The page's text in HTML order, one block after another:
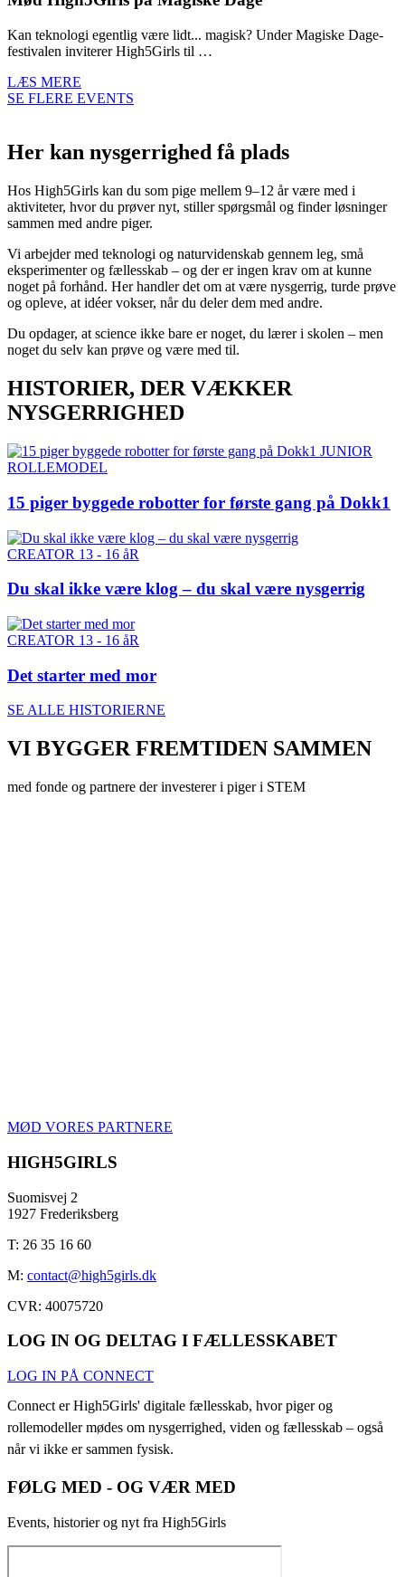
Kan teknologi egentlig være lidt... magisk? Under Magiske Dage-
festivalen inviterer High5Girls til …
LÆS MERE
SE FLERE EVENTS
Her kan nysgerrighed få plads
Hos High5Girls kan du som pige mellem 9–12 år være med i
aktiviteter, hvor du prøver nyt, stiller spørgsmål og finder løsninger
sammen med andre piger.
Vi arbejder med teknologi og naturvidenskab gennem leg, små
eksperimenter og fællesskab – og der er ingen krav om at kunne
noget på forhånd. Her handler det om at være nysgerrig, turde prøve
og opleve, at idéer vokser, når du deler dem med andre.
Du opdager, at science ikke bare er noget, du lærer i skolen – men
noget du selv kan prøve og være med til.
HISTORIER, DER VÆKKER
NYSGERRIGHED
JUNIOR
ROLLEMODEL
15 piger byggede robotter for første gang på Dokk1
CREATOR 13 - 16 åR
Du skal ikke være klog – du skal være nysgerrig
CREATOR 13 - 16 åR
Det starter med mor
SE ALLE HISTORIERNE
VI BYGGER FREMTIDEN SAMMEN
med fonde og partnere der investerer i piger i STEM
MØD VORES PARTNERE
HIGH5GIRLS
Suomisvej 2
1927 Frederiksberg
T: 26 35 16 60
M: contact@high5girls.dk
CVR: 40075720
LOG IN OG DELTAG I FÆLLESSKABET
LOG IN PÅ CONNECT
Connect er High5Girls' digitale fællesskab, hvor piger og
rollemodeller mødes om nysgerrighed, viden og fællesskab – også
når vi ikke er sammen fysisk.
FØLG MED - OG VÆR MED
Events, historier og nyt fra High5Girls